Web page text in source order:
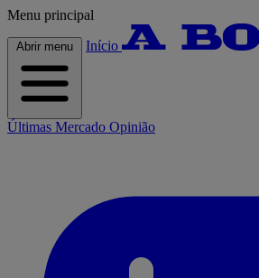
Menu principal
Abrir menu Início
Últimas Mercado Opinião